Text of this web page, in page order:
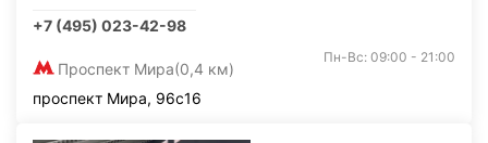
+7 (495) 023-42-98
Проспект Мира(0,4 км)
Пн-Вс: 09:00 - 21:00
проспект Мира, 96с16